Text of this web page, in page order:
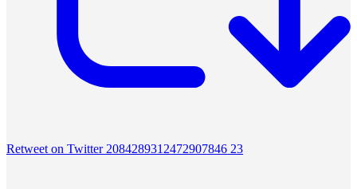
Retweet on Twitter 2084289312472907846 23